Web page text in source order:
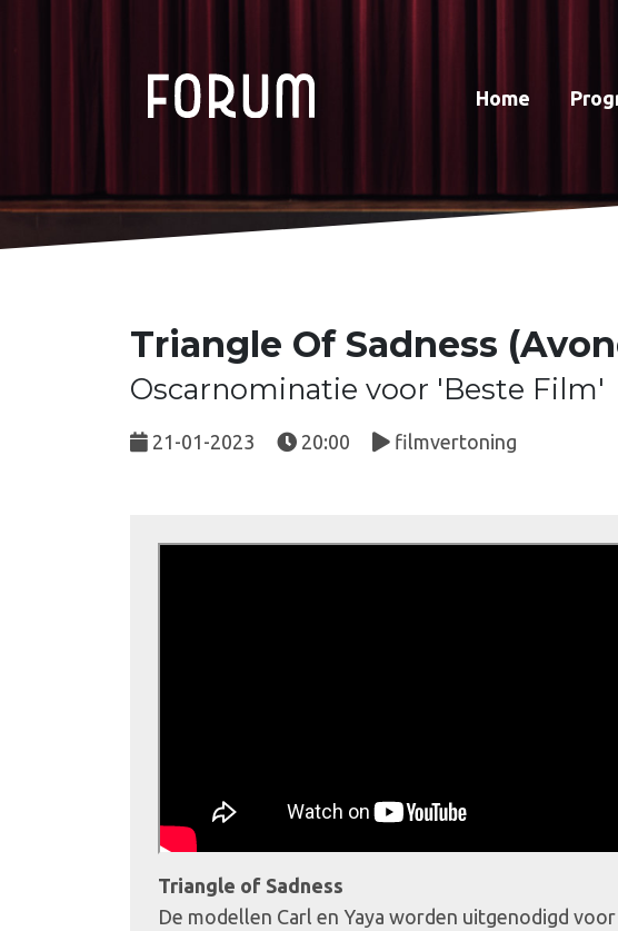
Home
Triangle Of Sadness
Oscarnominatie voor 'Beste Film'
21-01-2023 20:00 filmvertoning
Triangle of Sadness
De modellen Carl en Yaya worden uitgenodigd